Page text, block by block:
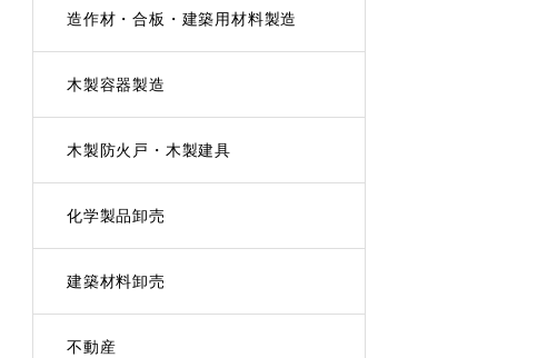
造作材・合板・建築用材料製造
木製容器製造
木製防火戸・木製建具
化学製品卸売
建築材料卸売
不動産